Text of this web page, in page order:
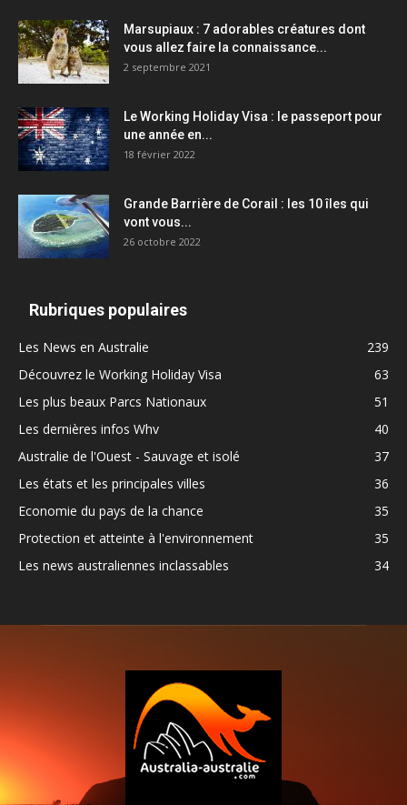
Marsupiaux : 7 adorables créatures dont
vous allez faire la connaissance...
2 septembre 2021
Le Working Holiday Visa : le passeport pour
une année en...
18 février 2022
Grande Barrière de Corail : les 10 îles qui
vont vous...
26 octobre 2022
Rubriques populaires
Les News en Australie
239
Découvrez le Working Holiday Visa
63
Les plus beaux Parcs Nationaux
51
Les dernières infos Whv
40
Australie de l'Ouest - Sauvage et isolé
37
Les états et les principales villes
36
Economie du pays de la chance
35
Protection et atteinte à l'environnement
35
Les news australiennes inclassables
34